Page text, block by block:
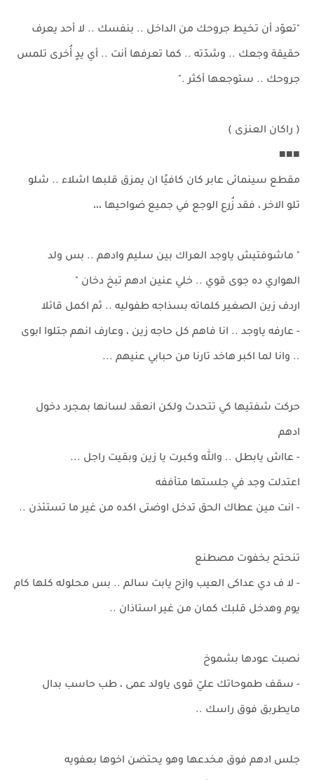
"‏تعوّد أن تخيط جروحك من الداخل .. بنفسك .. لا أحد يعرف
حقيقة وجعك .. وشدّته .. كما تعرفها أنت .. أي يدٍ أُخرى تلمس
جروحك .. ستوجعها أكثر ."
( راكان العنزى )
■■■
مقطع سينمائى عابر كان كافيًا ان يمزق قلبها اشلاء .. شلو
تلو الاخر ، فقد زُرع الوجع في جميع ضواحيها ،،،
" ماشوفتيش ياوجد العراك بين سليم وادهم .. بس ولد
الهواري ده جوى قوي .. خلي عنين ادهم تبخ دخان "
اردف زين الصغير كلماته بسذاجه طفوليه .. ثم اكمل قائلا
- عارفه ياوجد .. انا فاهم كل حاجه زين ، وعارف انهم جتلوا ابوى
.. وانا لما اكبر هاخد تارنا من حبابي عنيهم ...
حركت شفتيها كي تتحدث ولكن انعقد لسانها بمجرد دخول
ادهم
- عااش يابطل .. والله وكبرت يا زين وبقيت راجل ...
اعتدلت وجد في جلستها متأففه
- انت مين عطاك الحق تدخل اوضتى اكده من غير ما تستئذن ..
تنحتح بخفوت مصطنع
- لا ف دي عداكى العيب وازح يابت سالم .. بس محلوله كلها كام
يوم وهدخل قلبك كمان من غير استاذان ..
نصبت عودها بشموخ
- سقف طموحاتك عليّ قوى ياولد عمى ، طب حاسب بدال
مايطربق فوق راسك ..
جلس ادهم فوق مخدعها وهو يحتضن اخوها بعفويه